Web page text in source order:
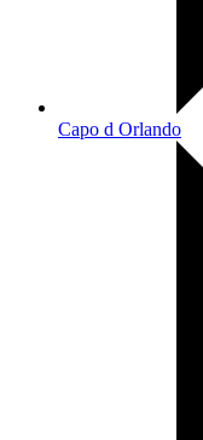
Capo d Orlando